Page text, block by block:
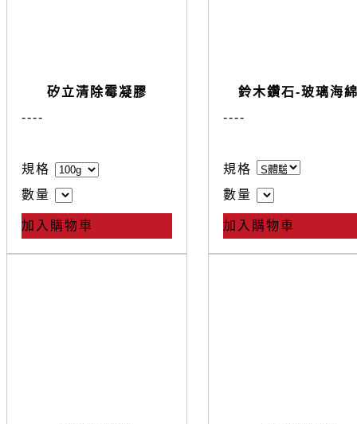
矽立清除霉凝膠
----
規格
數量
加入購物車
鈴木鑽石-玻璃海
----
規格
數量
加入購物車